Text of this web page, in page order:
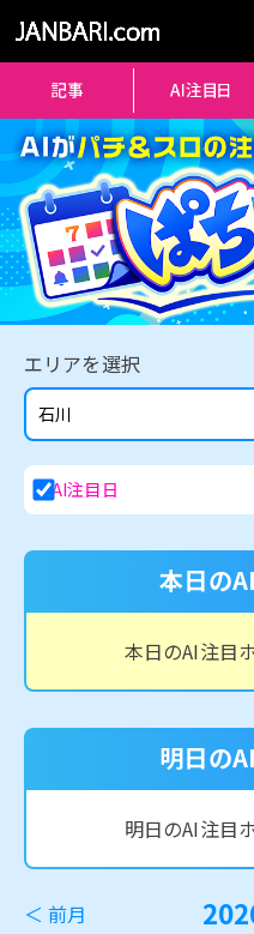
エリアを選択
AI注目日
本日の
本日のAI注目
明日の
明日のAI注目
＜ 前月